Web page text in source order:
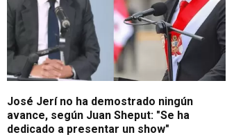
José Jerí no ha demostrado ningún
avance, según Juan Sheput: "Se ha
dedicado a presentar un show"